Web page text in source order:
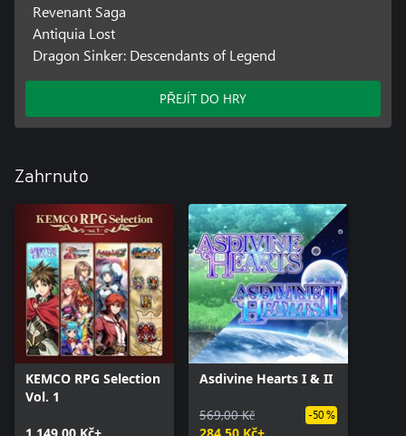
Revenant Saga
Antiquia Lost
Dragon Sinker: Descendants of Legend
PŘEJÍT DO HRY
Zahrnuto
KEMCO RPG Selection
Vol. 1
Asdivine Hearts I & II
569,00 Kč
-50 %